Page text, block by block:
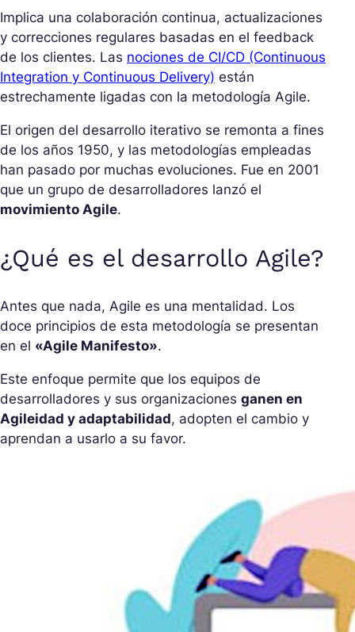
Implica una colaboración continua, actualizaciones
y correcciones regulares basadas en el feedback
de los clientes. Las nociones de CI/CD (Continuous
Integration y Continuous Delivery) están
estrechamente ligadas con la metodología Agile.
El origen del desarrollo iterativo se remonta a fines
de los años 1950, y las metodologías empleadas
han pasado por muchas evoluciones. Fue en 2001
que un grupo de desarrolladores lanzó el
movimiento Agile.
¿Qué es el desarrollo Agile?
Antes que nada, Agile es una mentalidad. Los
doce principios de esta metodología se presentan
en el «Agile Manifesto».
Este enfoque permite que los equipos de
desarrolladores y sus organizaciones ganen en
Agileidad y adaptabilidad, adopten el cambio y
aprendan a usarlo a su favor.